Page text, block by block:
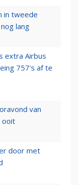
in tweede
lang
extra Airbus
757's af te
van
ooit
door met